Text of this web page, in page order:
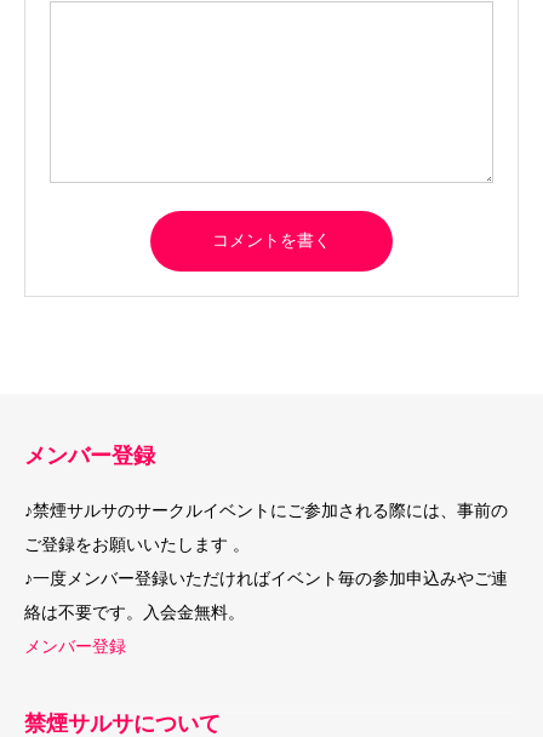
メンバー登録
♪禁煙サルサのサークルイベントにご参加される際には、事前の
ご登録をお願いいたします 。
♪一度メンバー登録いただければイベント毎の参加申込みやご連
絡は不要です。入会金無料。
メンバー登録
禁煙サルサについて